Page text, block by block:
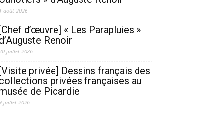
1 août 2026
[Chef d’œuvre] « Les Parapluies »
d’Auguste Renoir
juillet 2026
[Visite privée] Dessins français des
collections privées françaises au
musée de Picardie
juillet 2026